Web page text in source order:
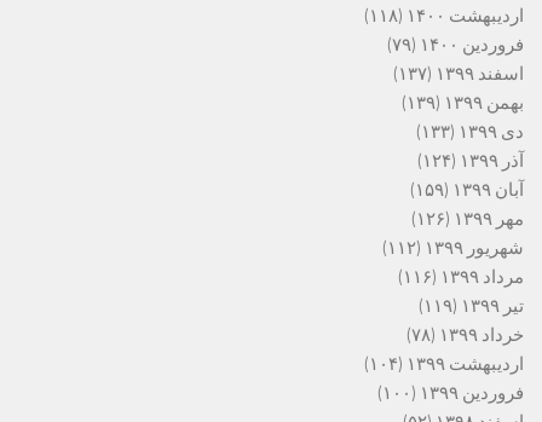
اردیبهشت ۱۴۰۰
(۱۱۸)
فروردین ۱۴۰۰
(۷۹)
اسفند ۱۳۹۹
(۱۳۷)
بهمن ۱۳۹۹
(۱۳۹)
دی ۱۳۹۹
(۱۳۳)
آذر ۱۳۹۹
(۱۲۴)
آبان ۱۳۹۹
(۱۵۹)
مهر ۱۳۹۹
(۱۲۶)
شهریور ۱۳۹۹
(۱۱۲)
مرداد ۱۳۹۹
(۱۱۶)
تیر ۱۳۹۹
(۱۱۹)
خرداد ۱۳۹۹
(۷۸)
اردیبهشت ۱۳۹۹
(۱۰۴)
فروردین ۱۳۹۹
(۱۰۰)